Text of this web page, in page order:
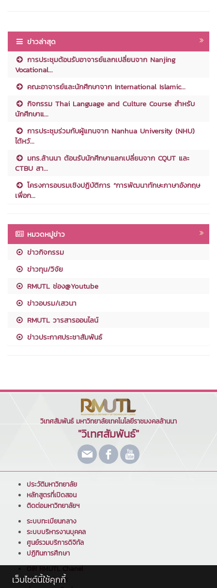
ข่าวล่าสุด
การประชุมต้อนรับอาจารย์แลกเปลี่ยนจาก Nanjing
Vocational...
คณะอาจารย์และนักศึกษาจาก International Islamic...
กิจกรรม Thai Language and Culture Course สำหรับ
นักศึกษาแ...
การประชุมร่วมกับผู้แทนจาก Nanhua University (NHU)
ไต้หวั...
มทร.ล้านนา ต้อนรับนักศึกษาแลกเปลี่ยนจาก CQUT และ
CTBU สา...
โครงการอบรมเชิงปฏิบัติการ “การพัฒนาทักษะภาษาอังกฤษ
เพื่อก...
หมวดหมู่ข่าว
ข่าวกิจกรรม
ข่าวทุน/วิจัย
RMUTL ช่อง@Youtube
ข่าวอบรม/เสวนา
RMUTL วารสารออนไลน์
ข่าวประกาศประชาสัมพันธ์
วิเทศสัมพันธ์ มหาวิทยาลัยเทคโนโลยีราชมงคลล้านนา
"วิเทศสัมพันธ์"
ประวัติมหาวิทยาลัย
หลักสูตรที่เปิดสอน
ติดต่อมหาวิทยาลัยฯ
ระบบทะเบียนกลาง
ระบบบริหารงานบุคคล
ศูนย์รวมบริการดิจิทัล
ปฏิทินการศึกษา
OIR Facebook
เว็บไซต์นี้ใช้คุกกี้